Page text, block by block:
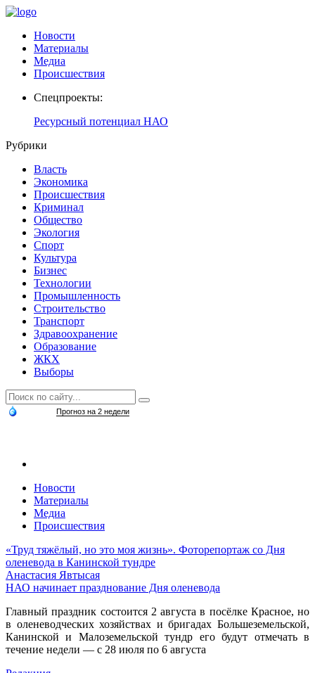
Новости
Материалы
Медиа
Происшествия
Спецпроекты:
Ресурсный потенциал НАО
Рубрики
Власть
Экономика
Происшествия
Криминал
Общество
Экология
Спорт
Культура
Бизнес
Технологии
Промышленность
Строительство
Транспорт
Здравоохранение
Образование
ЖКХ
Выборы
Прогноз на 2 недели
Новости
Материалы
Медиа
Происшествия
«Труд тяжёлый, но это моя жизнь». Фоторепортаж со Дня
оленевода в Канинской тундре
Анастасия Явтысая
НАО начинает празднование Дня оленевода
Главный праздник состоится 2 августа в посёлке Красное, но
в оленеводческих хозяйствах и бригадах Большеземельской,
Канинской и Малоземельской тундр его будут отмечать в
течение недели — с 28 июля по 6 августа